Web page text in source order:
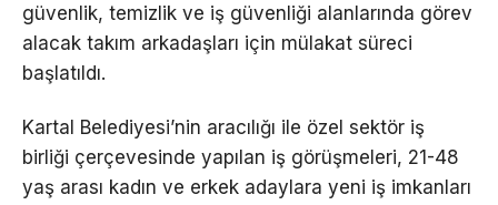
güvenlik, temizlik ve iş güvenliği alanlarında görev
alacak takım arkadaşları için mülakat süreci
başlatıldı.
Kartal Belediyesi’nin aracılığı ile özel sektör iş
birliği çerçevesinde yapılan iş görüşmeleri, 21-48
yaş arası kadın ve erkek adaylara yeni iş imkanları